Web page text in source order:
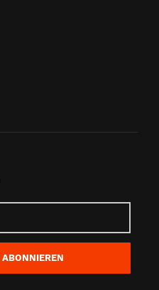
ABONNIEREN